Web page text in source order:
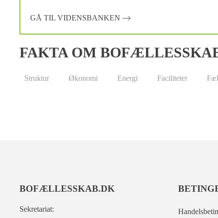
GÅ TIL VIDENSBANKEN
FAKTA OM
Struktur Økonomi Energi Faciliteter
BOFÆLLESSKAB.DK
Sekretariat: